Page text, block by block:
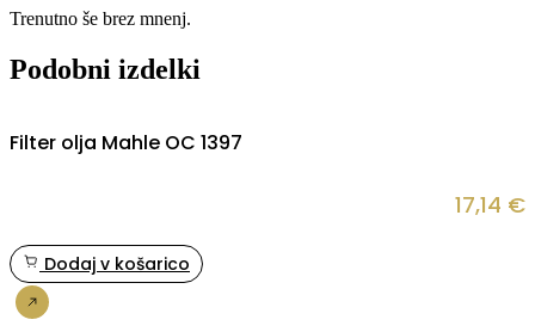
Trenutno še brez mnenj.
Podobni izdelki
Filter olja Mahle OC 1397
17,14 €
Dodaj v košarico